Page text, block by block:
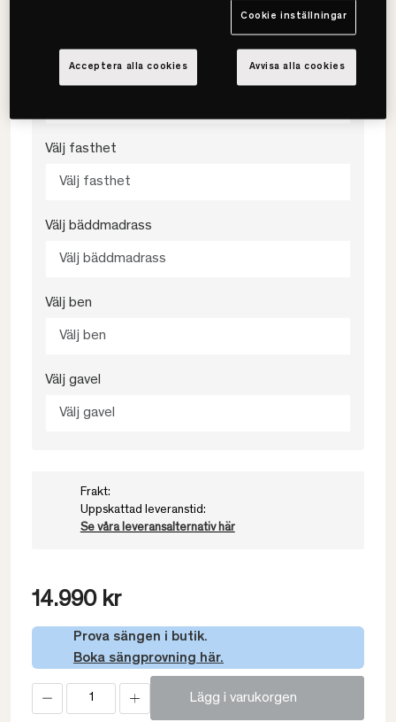
Välj färg
Välj fasthet
Välj fasthet
Välj bäddmadrass
Välj bäddmadrass
Välj ben
Välj ben
Välj gavel
Välj gavel
Frakt:
Uppskattad leveranstid:
Se våra leveransalternativ här
14.990 kr
Prova sängen i butik.
Boka sängprovning här.
Lägg i varukorgen
Cookie inställningar
Avvisa alla cookies
Acceptera alla cookies